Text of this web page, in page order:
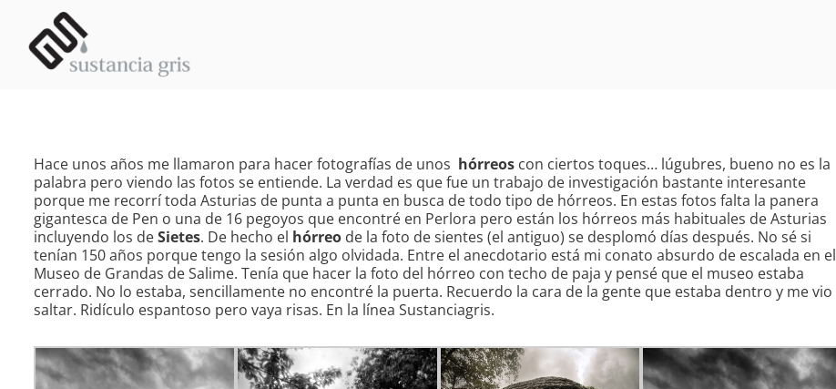
contenido
MANTENIMIENTO WEB
FORMACIÓN
BLOG
ILUSTRACIÓN
FOTOGRAFÍA
HAZTE TÚ LA WEB
Hace unos años me llamaron para hacer fotografías de unos hórreos con ciertos toques… lúgubres, bueno no es la
palabra pero viendo las fotos se entiende. La verdad es que fue un trabajo de investigación bastante interesante
porque me recorrí toda Asturias de punta a punta en busca de todo tipo de hórreos. En estas fotos falta la panera
gigantesca de Pen o una de 16 pegoyos que encontré en Perlora pero están los hórreos más habituales de Asturias
incluyendo los deSietes. De hecho el hórreo de la foto de sientes (el antiguo) se desplomó días después. No sé si
tenían 150 años porque tengo la sesión algo olvidada. Entre el anecdotario está mi conato absurdo de escalada en el
Museo de Grandas de Salime. Tenía que hacer la foto del hórreo con techo de paja y pensé que el museo estaba
cerrado. No lo estaba, sencillamente no encontré la puerta. Recuerdo la cara de la gente que estaba dentro y me vio
saltar. Ridículo espantoso pero vaya risas. En la línea Sustanciagris.